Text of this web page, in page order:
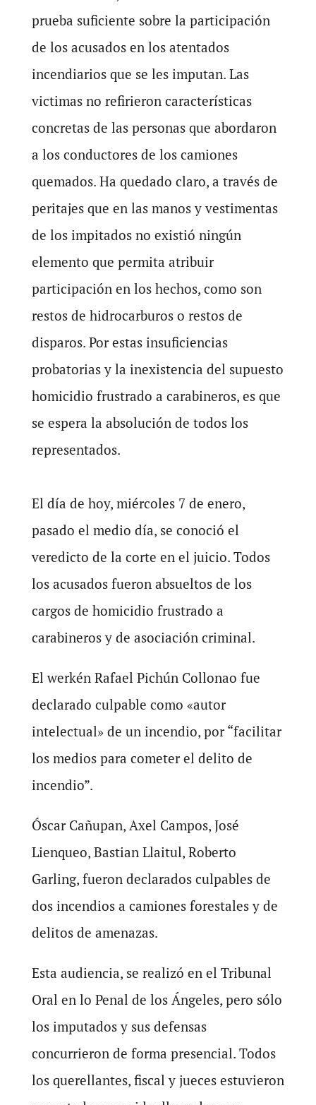
prueba suficiente sobre la participación
de los acusados en los atentados
incendiarios que se les imputan. Las
victimas no refirieron características
concretas de las personas que abordaron
a los conductores de los camiones
quemados. Ha quedado claro, a través de
peritajes que en las manos y vestimentas
de los impitados no existió ningún
elemento que permita atribuir
participación en los hechos, como son
restos de hidrocarburos o restos de
disparos. Por estas insuficiencias
probatorias y la inexistencia del supuesto
homicidio frustrado a carabineros, es que
se espera la absolución de todos los
representados.
El día de hoy, miércoles 7 de enero,
pasado el medio día, se conoció el
veredicto de la corte en el juicio. Todos
los acusados fueron absueltos de los
cargos de homicidio frustrado a
carabineros y de asociación criminal.
El werkén Rafael Pichún Collonao fue
declarado culpable como «autor
intelectual» de un incendio, por “facilitar
los medios para cometer el delito de
incendio”.
Óscar Cañupan, Axel Campos, José
Lienqueo, Bastian Llaitul, Roberto
Garling, fueron declarados culpables de
dos incendios a camiones forestales y de
delitos de amenazas.
Esta audiencia, se realizó en el Tribunal
Oral en lo Penal de los Ángeles, pero sólo
los imputados y sus defensas
concurrieron de forma presencial. Todos
los querellantes, fiscal y jueces estuvieron